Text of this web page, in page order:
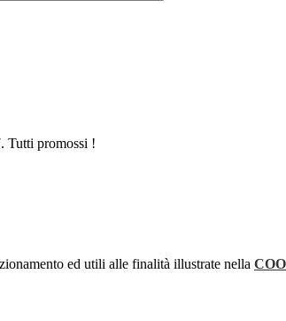
Tutti promossi !
ed utili alle finalità illustrate nella